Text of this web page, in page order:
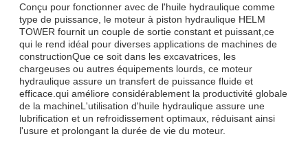
Conçu pour fonctionner avec de l'huile hydraulique comme
type de puissance, le moteur à piston hydraulique HELM
TOWER fournit un couple de sortie constant et puissant,ce
qui le rend idéal pour diverses applications de machines de
constructionQue ce soit dans les excavatrices, les
chargeuses ou autres équipements lourds, ce moteur
hydraulique assure un transfert de puissance fluide et
efficace.qui améliore considérablement la productivité globale
de la machineL'utilisation d'huile hydraulique assure une
lubrification et un refroidissement optimaux, réduisant ainsi
l'usure et prolongant la durée de vie du moteur.